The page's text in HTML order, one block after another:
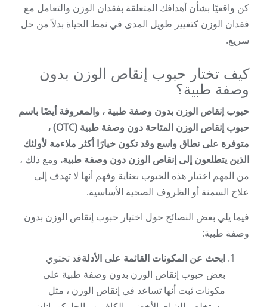
كن واقعيًا بشأن أهدافك المتعلقة بفقدان الوزن والتعامل مع
فقدان الوزن كتغيير طويل المدى في نمط الحياة بدلاً من حل
سريع.
كيف تختار حبوب إنقاص الوزن بدون
وصفة طبية؟
حبوب إنقاص الوزن بدون وصفة طبية ، والمعروفة أيضًا باسم
حبوب إنقاص الوزن المتاحة دون وصفة طبية (OTC) ،
متوفرة على نطاق واسع وقد تكون خيارًا أكثر ملاءمة لأولئك
الذين يتطلعون إلى إنقاص الوزن دون وصفة طبية. ومع ذلك ،
من المهم اختيار هذه الحبوب بعناية وفهم أنها لا تهدف إلى
علاج السمنة أو الظروف الصحية الأساسية.
فيما يلي بعض النصائح حول اختيار حبوب إنقاص الوزن بدون
وصفة طبية:
ابحث عن المكونات القائمة على الأدلةقد تحتوي
بعض حبوب إنقاص الوزن بدون وصفة طبية على
مكونات ثبت أنها تساعد في إنقاص الوزن ، مثل